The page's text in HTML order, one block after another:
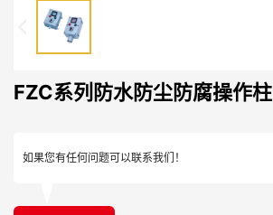
FZC系列防水防尘防腐操作柱
如果您有任何问题可以联系我们！